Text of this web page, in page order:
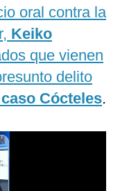
oral contra la
Keiko
que vienen
delito
caso Cócteles.